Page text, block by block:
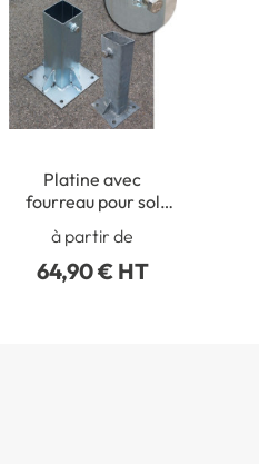
Platine avec
fourreau pour sol
à partir de
64,90 € HT